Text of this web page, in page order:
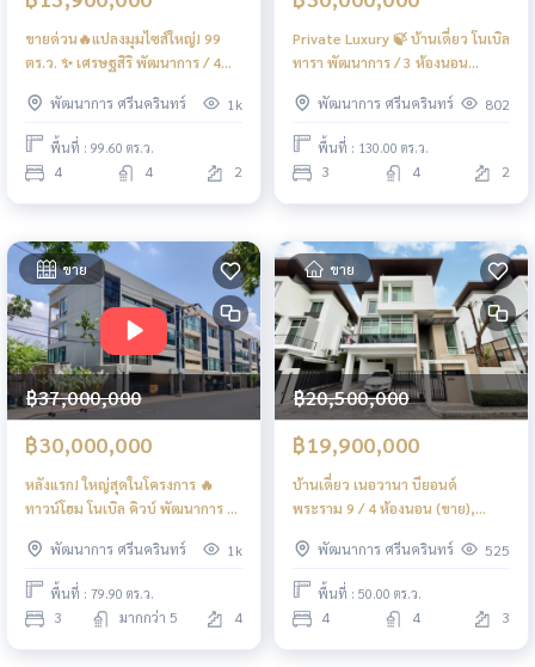
ขายด่วน🔥แปลงมุมไซส์ใหญ่! 99
ตร.ว. ✨ เศรษฐสิริ พัฒนาการ / 4
Pattanakarn / 4 Bedrooms (FOR
SALE) FON197
พัฒนาการ ศรีนครินทร์ 1k
พื้นที่ : 99.60 ตร.ว.
4 4 2
Private Luxury 🍃 บ้านเดี่ยว โนเบิล
ทารา พัฒนาการ / 3 ห้องนอน
/ Detached House 3 Bedrooms
(FOR SALE) PALM760
พัฒนาการ ศรีนครินทร์ 802
พื้นที่ : 130.00 ตร.ว.
3 4 2
ขาย
฿37,000,000
฿30,000,000
หลังแรก! ใหญ่สุดในโครงการ 🔥
ทาวน์โฮม โนเบิล คิวบ์ พัฒนาการ /
Pattanakarn / Townhome 3
Bedrooms (FOR SALE) PALM685
พัฒนาการ ศรีนครินทร์ 1k
พื้นที่ : 79.90 ตร.ว.
3 มากกว่า 5 4
ขาย
฿20,500,000
฿19,900,000
บ้านเดี่ยว เนอวานา บียอนด์
พระราม 9 / 4 ห้องนอน (ขาย),
Detached House 4 Bedrooms
(FOR SALE) FAS043
พัฒนาการ ศรีนครินทร์ 525
พื้นที่ : 50.00 ตร.ว.
4 4 3